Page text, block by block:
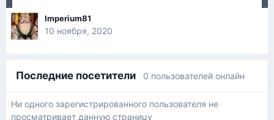
Imperium81
10 ноября, 2020
Последние посетители 0 пользователей онлайн
Ни одного зарегистрированного пользователя не
просматривает данную страницу